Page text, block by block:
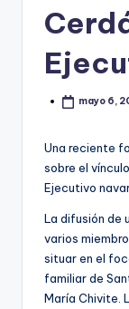
mayo 6,
Una reciente
sobre el
Ejecutivo
La difusión de
varios
situar en el
familiar de
María Chivite.